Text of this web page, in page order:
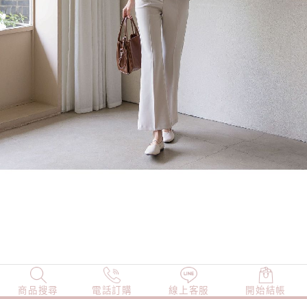
商品搜尋 電話訂購 線上客服 開始結帳
NEW 店長精選 TOP100 小編穿搭